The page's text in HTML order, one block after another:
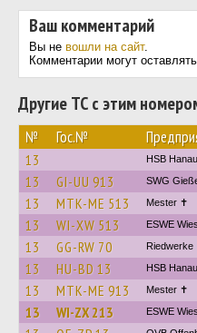
Ваш комментарий
Вы не вошли на сайт.
Комментарии могут
Другие ТС с этим
№ Гос.№
13 HSB Hanau
13 GI-UU 913 SWG
13 MTK-ME 513 Mester ✝
13 WI-XW 513 ESWE
13 GG-RW 70 Riedwerke
13 HU-BD 13 HSB Hanau
13 MTK-ME 913 Mester ✝
13 WI-ZX 213 ESWE